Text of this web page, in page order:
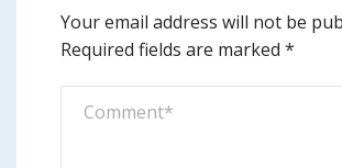
Your email address will not be
Required fields are marked *